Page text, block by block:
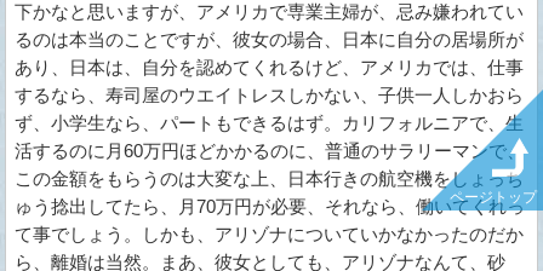
下かなと思いますが、アメリカで専業主婦が、忌み嫌われてい
るのは本当のことですが、彼女の場合、日本に自分の居場所が
あり、日本は、自分を認めてくれるけど、アメリカでは、仕事
するなら、寿司屋のウエイトレスしかない、子供一人しかおら
ず、小学生なら、パートもできるはず。カリフォルニアで、生
活するのに月60万円ほどかかるのに、普通のサラリーマンで、
この金額をもらうのは大変な上、日本行きの航空機をしょっち
ゅう捻出してたら、月70万円が必要、それなら、働いてくれっ
て事でしょう。しかも、アリゾナについていかなかったのだか
ら、離婚は当然。まあ、彼女としても、アリゾナなんて、砂
ページトップ